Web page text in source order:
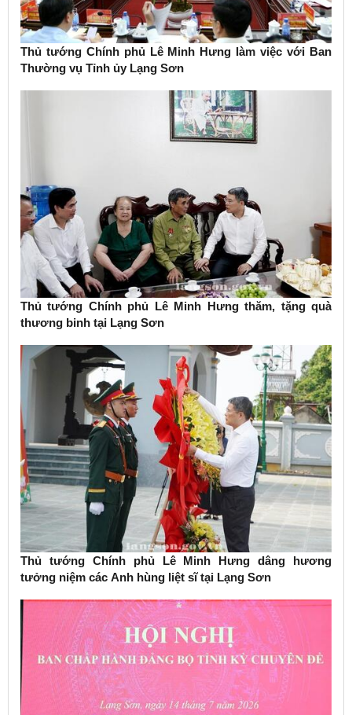
Thủ tướng Chính phủ Lê Minh Hưng làm việc với Ban
Thường vụ Tỉnh ủy Lạng Sơn
Thủ tướng Chính phủ Lê Minh Hưng thăm, tặng quà
thương binh tại Lạng Sơn
Thủ tướng Chính phủ Lê Minh Hưng dâng hương
tưởng niệm các Anh hùng liệt sĩ tại Lạng Sơn